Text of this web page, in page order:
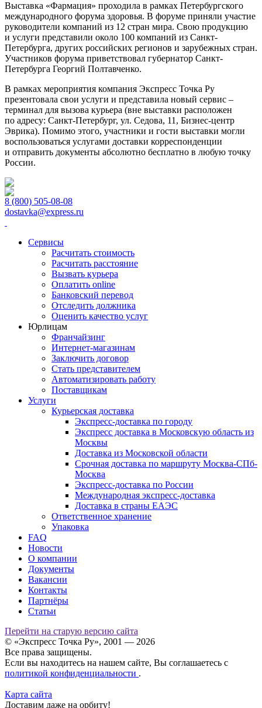
Выставка «Фармация» проходила в рамках Петербургского
международного форума здоровья. В форуме приняли участие
руководители компаний из 12 стран мира. Свою продукцию
и услуги представили около 100 компаний из Санкт-
Петербурга, других российских регионов и зарубежных стран.
Участников форума приветствовал губернатор Санкт-
Петербурга Георгий Полтавченко.
В рамках мероприятия компания Экспресс Точка Ру
презентовала свои услуги и представила новый сервис –
терминал для вызова курьера (вне выставки расположен
по адресу: Санкт-Петербург, ул. Седова, 11, Бизнес-центр
Эврика). Помимо этого, участники и гости выставки могли
воспользоваться услугами доставки корреспонденции
и отправить документы абсолютно бесплатно в любую точку
России.
8 (800) 505-08-08
dostavka@express.ru
Сервисы
Расчитать стоимость
Расчитать расстояние
Вызвать курьера
Оплатить online
Банковский перевод
Отследить должника
Оценить качество услуг
Юрлицам
Франчайзинг
Интернет-магазинам
Заключить договор
Стать представителем
Автоматизировать работу
Поставщикам
Услуги
Курьерская доставка
Экспресс-доставка по городу
Экспресс доставка в Московскую область из
Москвы
Доставка из Московской области
Срочная доставка по маршруту Москва-СПб-
Москва
Экспресс-доставка по России
Международная экспресс-доставка
Доставка в страны ЕАЭС
Ответственное хранение
Упаковка
FAQ
Новости
О компании
Документы
Вакансии
Контакты
Партнёры
Статьи
Перейти на старую версию сайта
© «Экспресс Точка Ру», 2001 — 2026
Все права защищены.
Если вы находитесь на нашем сайте, Вы соглашаетесь с
политикой конфиденциальности .
Карта сайта
Доставим даже на орбиту!